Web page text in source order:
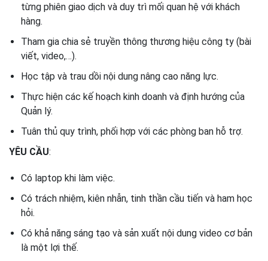
từng phiên giao dịch và duy trì mối quan hệ với khách
hàng.
Tham gia chia sẻ truyền thông thương hiệu công ty (bài
viết, video,…).
Học tập và trau dồi nội dung nâng cao năng lực.
Thực hiện các kế hoạch kinh doanh và định hướng của
Quản lý.
Tuân thủ quy trình, phối hợp với các phòng ban hỗ trợ.
YÊU CẦU:
Có laptop khi làm việc.
Có trách nhiệm, kiên nhẫn, tinh thần cầu tiến và ham học
hỏi.
Có khả năng sáng tạo và sản xuất nội dung video cơ bản
là một lợi thế.